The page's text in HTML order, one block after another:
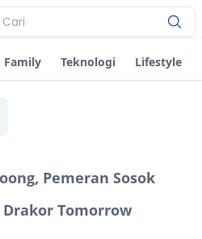
Family Teknologi Lifestyle
Pemeran Sosok
Tomorrow